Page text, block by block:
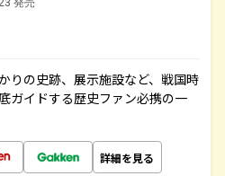
発売
りの史跡、展示施設など、戦国時
ガイドする歴史ファン必携の一
詳細を見る